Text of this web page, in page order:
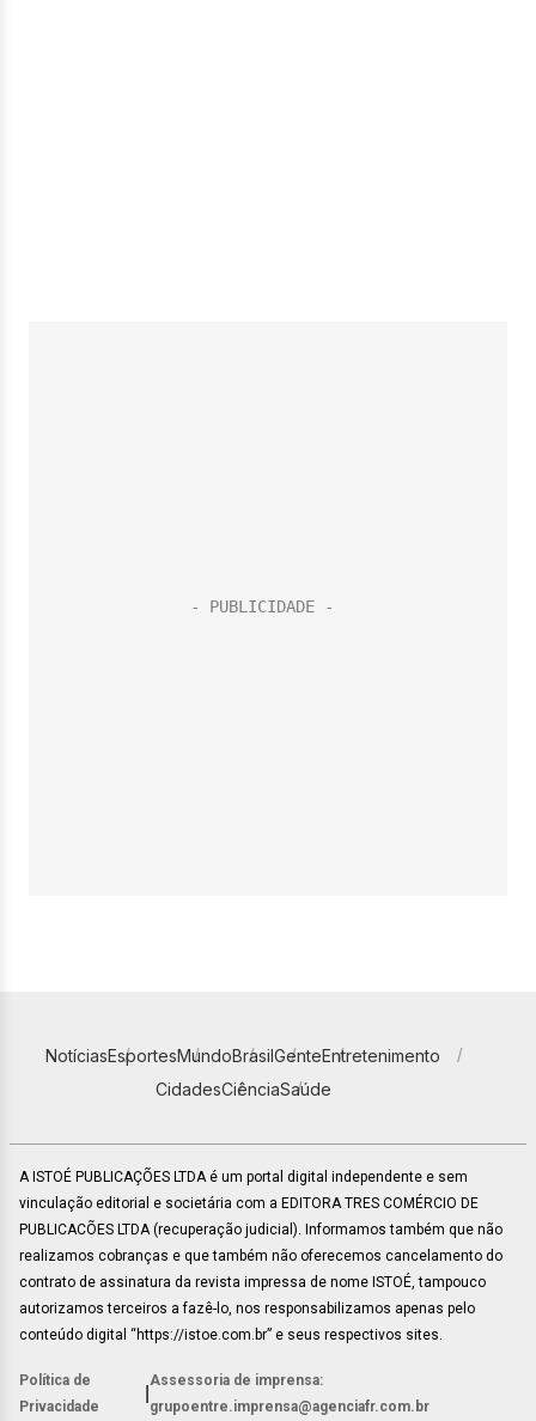
NotíciasEsportesMundoBrasilGenteEntretenimento
CidadesCiênciaSaúde
A ISTOÉ PUBLICAÇÕES LTDA é um portal digital independente e sem
vinculação editorial e societária com a EDITORA TRES COMÉRCIO DE
PUBLICACÕES LTDA (recuperação judicial). Informamos também que não
realizamos cobranças e que também não oferecemos cancelamento do
contrato de assinatura da revista impressa de nome ISTOÉ, tampouco
autorizamos terceiros a fazê-lo, nos responsabilizamos apenas pelo
conteúdo digital “https://istoe.com.br” e seus respectivos sites.
Política de
Privacidade
Assessoria de imprensa:
grupoentre.imprensa@agenciafr.com.br